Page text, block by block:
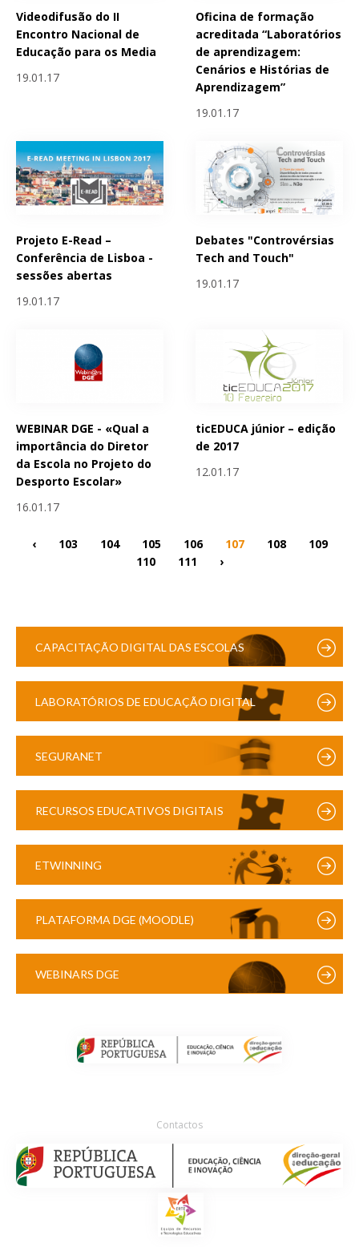
Videodifusão do II
Encontro Nacional de
Educação para os Media
19.01.17
Oficina de formação
acreditada “Laboratórios
de aprendizagem:
Cenários e Histórias de
Aprendizagem”
19.01.17
Projeto E-Read –
Conferência de Lisboa -
sessões abertas
19.01.17
Debates "Controvérsias
Tech and Touch"
19.01.17
WEBINAR DGE - «Qual a
importância do Diretor
da Escola no Projeto do
Desporto Escolar»
16.01.17
ticEDUCA júnior – edição
de 2017
12.01.17
‹ 103 104 105 106 107 108
109
110
111 ›
CAPACITAÇÃO DIGITAL DAS ESCOLAS
LABORATÓRIOS DE EDUCAÇÃO DIGITAL
SEGURANET
RECURSOS EDUCATIVOS DIGITAIS
ETWINNING
PLATAFORMA DGE (MOODLE)
WEBINARS DGE
Contactos